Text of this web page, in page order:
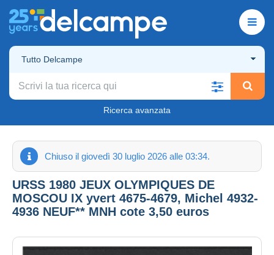
Tutto Delcampe
Ricerca avanzata
Chiuso il giovedì 30 luglio 2026 alle 03:34.
URSS 1980 JEUX OLYMPIQUES DE
MOSCOU IX yvert 4675-4679, Michel 4932-
4936 NEUF** MNH cote 3,50 euros